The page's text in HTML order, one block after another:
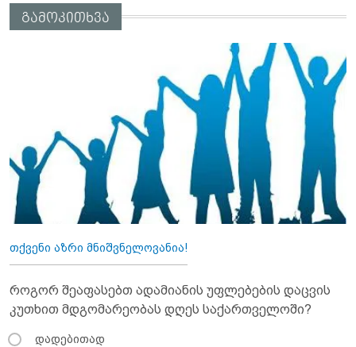
გამოკითხვა
თქვენი აზრი მნიშვნელოვანია!
როგორ შეაფასებთ ადამიანის უფლებების დაცვის
კუთხით მდგომარეობას დღეს საქართველოში?
დადებითად